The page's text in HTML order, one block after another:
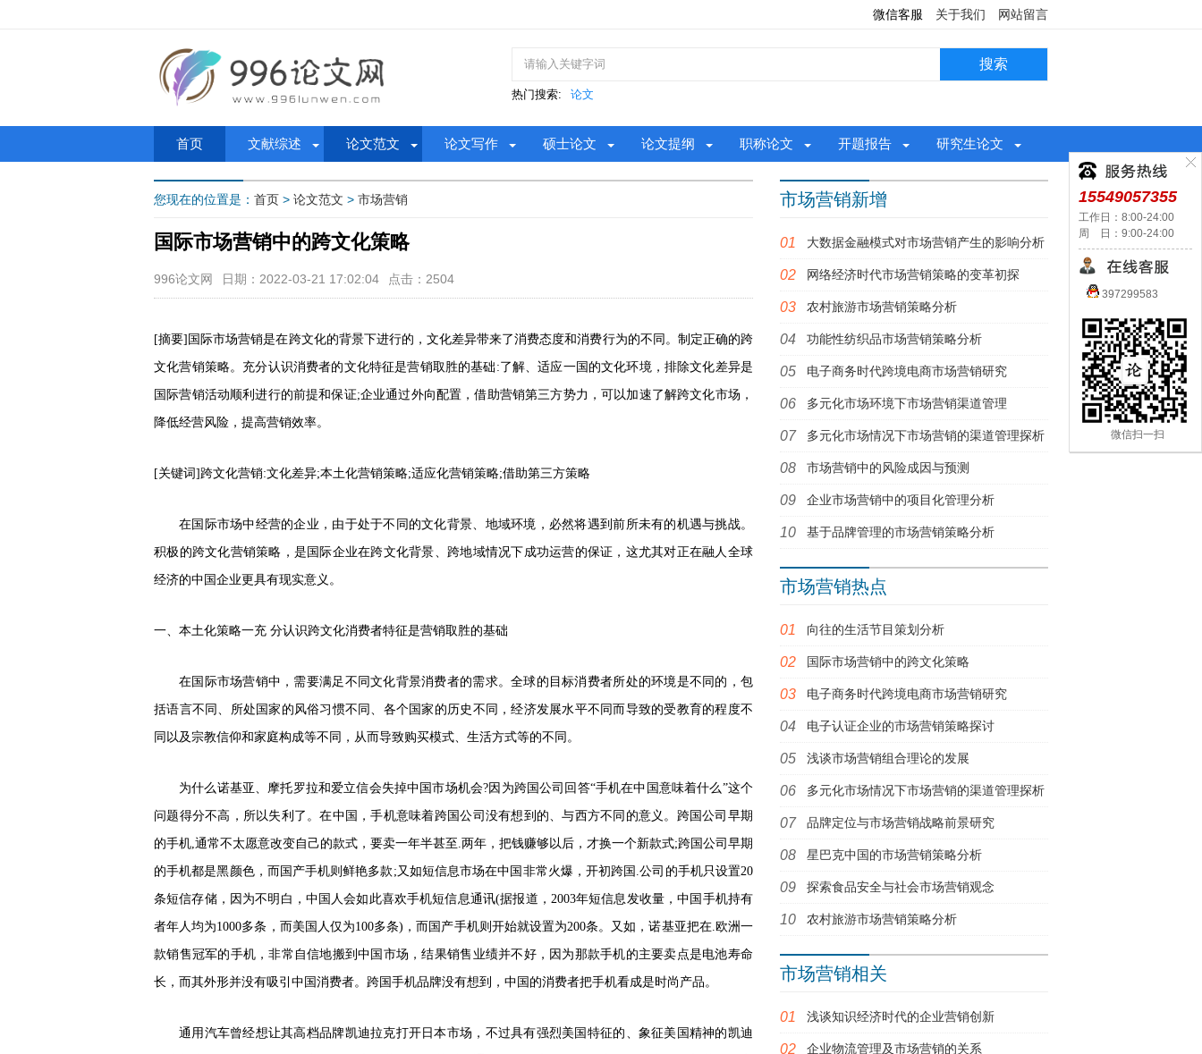
微信客服 关于我们 网站留言
热门搜索: 论文
首页 文献综述 论文范文 论文写作 硕士论文 论文提纲 职称论文 开题报告 研究生论文
您现在的位置是： 首页 > 论文范文 > 市场营销
国际市场营销中的跨文化策略
996论文网 日期：2022-03-21 17:02:04 点击：2504
[摘要]国际市场营销是在跨文化的背景下进行的，文化差异带来了消费态度和消费行为的不同。制定正确的跨
文化营销策略。充分认识消费者的文化特征是营销取胜的基础:了解、适应一国的文化环境，排除文化差异是
国际营销活动顺利进行的前提和保证;企业通过外向配置，借助营销第三方势力，可以加速了解跨文化市场，
降低经营风险，提高营销效率。
[关键词]跨文化营销:文化差异;本土化营销策略;适应化营销策略;借助第三方策略
在国际市场中经营的企业，由于处于不同的文化背景、地域环境，必然将遇到前所未有的机遇与挑战。
积极的跨文化营销策略，是国际企业在跨文化背景、跨地域情况下成功运营的保证，这尤其对正在融人全球
经济的中国企业更具有现实意义。
一、本土化策略一充 分认识跨文化消费者特征是营销取胜的基础
在国际市场营销中，需要满足不同文化背景消费者的需求。全球的目标消费者所处的环境是不同的，包
括语言不同、所处国家的风俗习惯不同、各个国家的历史不同，经济发展水平不同而导致的受教育的程度不
同以及宗教信仰和家庭构成等不同，从而导致购买模式、生活方式等的不同。
为什么诺基亚、摩托罗拉和爱立信会失掉中国市场机会?因为跨国公司回答“手机在中国意味着什么”这个
问题得分不高，所以失利了。在中国，手机意味着跨国公司没有想到的、与西方不同的意义。跨国公司早期
的手机,通常不太愿意改变自己的款式，要卖一年半甚至.两年，把钱赚够以后，才换一个新款式;跨国公司早期
的手机都是黑颜色，而国产手机则鲜艳多款;又如短信息市场在中国非常火爆，开初跨国.公司的手机只设置20
条短信存储，因为不明白，中国人会如此喜欢手机短信息通讯(据报道，2003年短信息发收量，中国手机持有
者年人均为1000多条，而美国人仅为100多条)，而国产手机则开始就设置为200条。又如，诺基亚把在.欧洲一
款销售冠军的手机，非常自信地搬到中国市场，结果销售业绩并不好，因为那款手机的主要卖点是电池寿命
长，而其外形并没有吸引中国消费者。跨国手机品牌没有想到，中国的消费者把手机看成是时尚产品。
通用汽车曾经想让其高档品牌凯迪拉克打开日本市场，不过具有强烈美国特征的、象征美国精神的凯迪
市场营销新增
大数据金融模式对市场营销产生的影响分析
网络经济时代市场营销策略的变革初探
农村旅游市场营销策略分析
功能性纺织品市场营销策略分析
电子商务时代跨境电商市场营销研究
多元化市场环境下市场营销渠道管理
多元化市场情况下市场营销的渠道管理探析
市场营销中的风险成因与预测
企业市场营销中的项目化管理分析
基于品牌管理的市场营销策略分析
市场营销热点
向往的生活节目策划分析
国际市场营销中的跨文化策略
电子商务时代跨境电商市场营销研究
电子认证企业的市场营销策略探讨
浅谈市场营销组合理论的发展
多元化市场情况下市场营销的渠道管理探析
品牌定位与市场营销战略前景研究
星巴克中国的市场营销策略分析
探索食品安全与社会市场营销观念
农村旅游市场营销策略分析
市场营销相关
浅谈知识经济时代的企业营销创新
企业物流管理及市场营销的关系
15549057355
工作日：8:00-24:00
周 日：9:00-24:00
397299583
微信扫一扫